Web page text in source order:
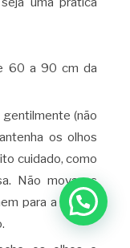
60 a 90 cm da
(não
os olhos
cuidado, como
Não mova os
para a direita,